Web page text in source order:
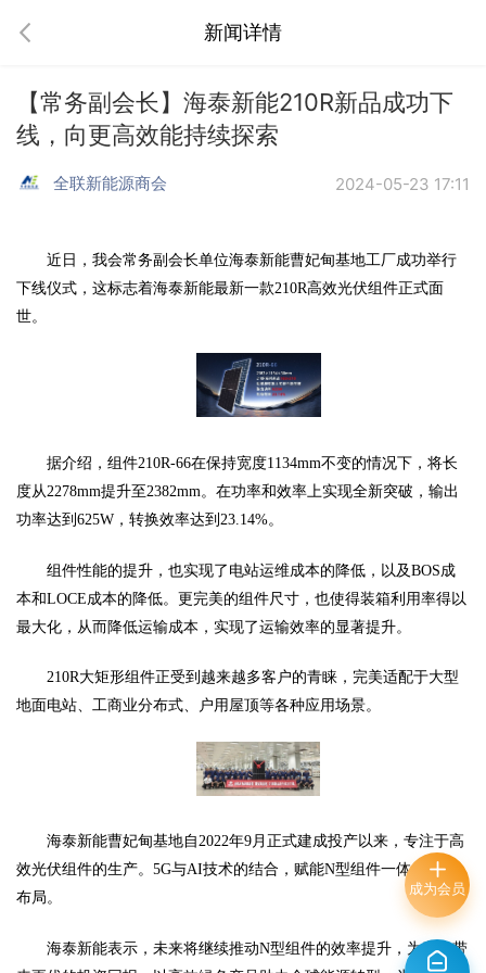
新闻详情
【常务副会长】海泰新能210R新品成功下
线，向更高效能持续探索
全联新能源商会 2024-05-23 17:11
近日，我会常务副会长单位海泰新能曹妃甸基地工厂成功举行
下线仪式，这标志着海泰新能最新一款210R高效光伏组件正式面
世。
据介绍，组件210R-66在保持宽度1134mm不变的情况下，将长
度从2278mm提升至2382mm。在功率和效率上实现全新突破，输出
功率达到625W，转换效率达到23.14%。
组件性能的提升，也实现了电站运维成本的降低，以及BOS成
本和LOCE成本的降低。更完美的组件尺寸，也使得装箱利用率得以
最大化，从而降低运输成本，实现了运输效率的显著提升。
210R大矩形组件正受到越来越多客户的青睐，完美适配于大型
地面电站、工商业分布式、户用屋顶等各种应用场景。
海泰新能曹妃甸基地自2022年9月正式建成投产以来，专注于高
效光伏组件的生产。5G与AI技术的结合，赋能N型组件一体化产业
布局。
海泰新能表示，未来将继续推动N型组件的效率提升，为客户带
成为会员